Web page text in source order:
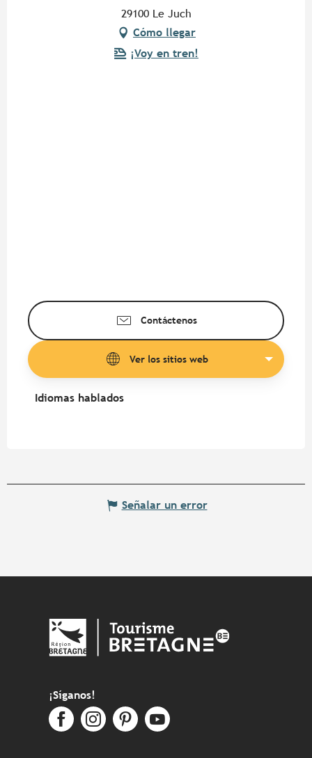
29100 Le Juch
Cómo llegar
¡Voy en tren!
Contáctenos
Ver los sitios web
Idiomas hablados
Idiomas hablados
Señalar un error
¡Síganos!